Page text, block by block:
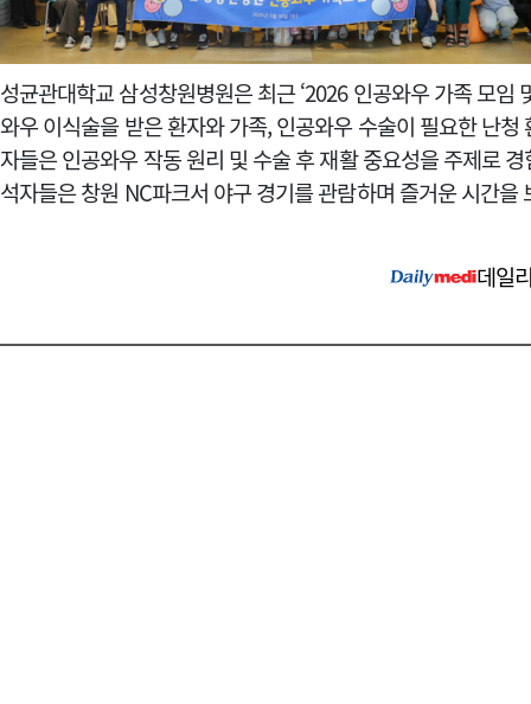
성균관대학교 삼성창원병원은 최근 ‘2026 인공와우 가족 모임
와우 이식술을 받은 환자와 가족, 인공와우 수술이 필요한 난
자들은 인공와우 작동 원리 및 수술 후 재활 중요성을 주제로
석자들은 창원 NC파크서 야구 경기를 관람하며 즐거운 시간을
데일